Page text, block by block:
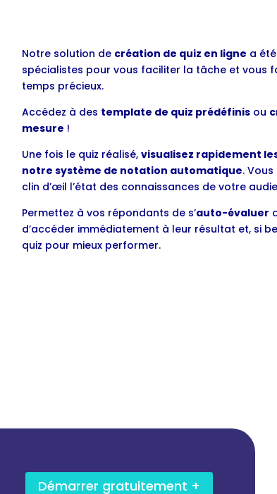
Notre solution de création de quiz en ligne a
spécialistes pour vous faciliter la tâche et vous
temps précieux.
Accédez à des template de quiz prédéfinisou
mesure !
Une fois le quiz réalisé, visualisez rapidement
notre système de notation automatique.
clin d’œil l’état des connaissances de votre
Permettez à vos répondants de s’auto-évaluer
d’accéder immédiatement à leur résultat et, si
quiz pour mieux performer.
Démarrer gratuitement +